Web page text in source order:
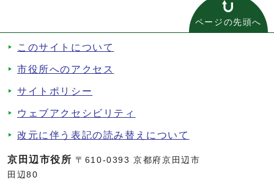
ページの先頭へ
このサイトについて
市役所へのアクセス
サイトポリシー
ウェブアクセシビリティ
改元に伴う表記の読み替えについて
京田辺市役所 〒610-0393 京都府京田辺市
田辺80